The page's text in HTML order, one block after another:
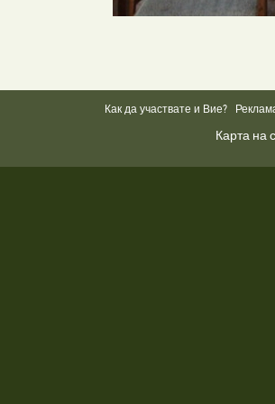
Как да участвате и Вие?
Карта на